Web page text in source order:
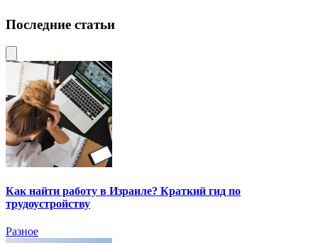
Последние статьи
Как найти работу в Израиле? Краткий гид по
трудоустройству
Разное